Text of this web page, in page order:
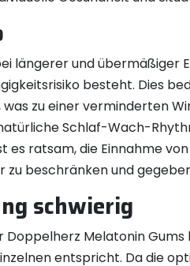
längerer und übermäßiger
besteht. Dies
zu einer verminderten
Schlaf-Wach-
es ratsam, die Einnahme
zu beschränken und
schwierig
Doppelherz Melatonin
entspricht. Da die